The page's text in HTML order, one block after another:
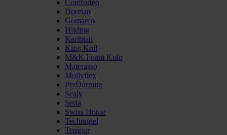
Comforteo
Dorelan
Gomarco
Hilding
Karibian
King Koil
M&K Foam Koło
Materasso
Mollyflex
PerDormire
Sealy
Serta
Swiss Home
Technogel
Tempur